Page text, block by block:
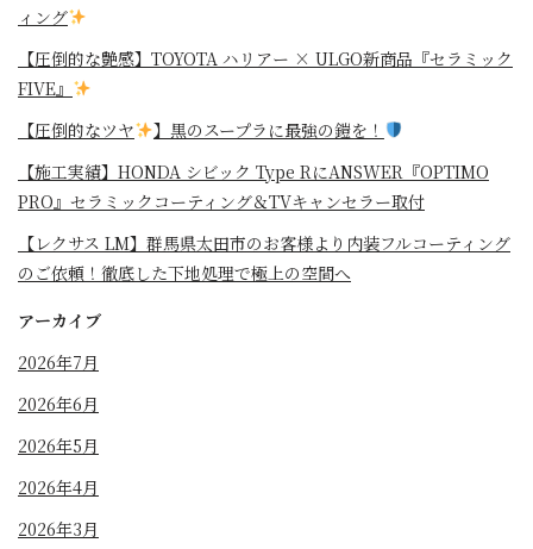
ィング
【圧倒的な艶感】TOYOTA ハリアー × ULGO新商品『セラミック
FIVE』
【圧倒的なツヤ
】黒のスープラに最強の鎧を！
⁡【施工実績】HONDA シビック Type RにANSWER『OPTIMO
PRO』セラミックコーティング＆TVキャンセラー取付
【レクサス LM】群馬県太田市のお客様より内装フルコーティング
のご依頼！徹底した下地処理で極上の空間へ
アーカイブ
2026年7月
2026年6月
2026年5月
2026年4月
2026年3月